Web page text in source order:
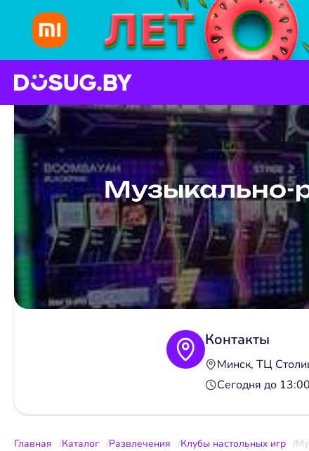
Музыкально-
Контакты
Минск, ТЦ
Сегодня до
Главная Каталог Развлечения Клубы настольных игр